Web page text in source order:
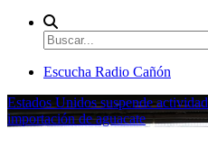
Escucha Radio Cañón
Estados Unidos suspende
importación de aguacate